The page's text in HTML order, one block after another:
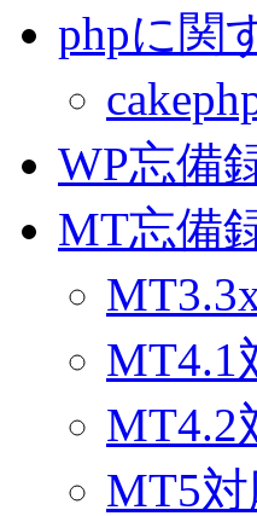
phpに関
WP忘備
MT忘備
MT4.1
MT4.2
MT5